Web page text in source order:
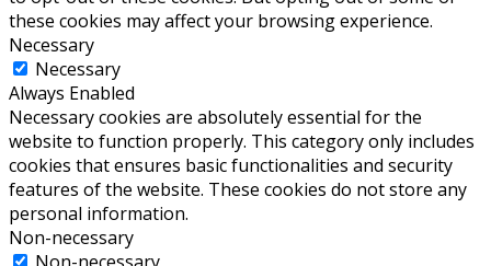
these cookies may affect your browsing experience.
Necessary
Necessary
Always Enabled
Necessary cookies are absolutely essential for the
website to function properly. This category only includes
cookies that ensures basic functionalities and security
features of the website. These cookies do not store any
personal information.
Non-necessary